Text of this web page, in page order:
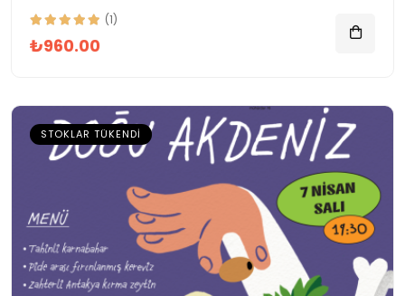
(1)
₺960.00
STOKLAR TÜKENDI